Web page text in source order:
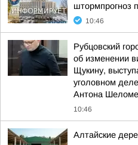
штормпрогноз
10:46
Рубцовский
об изменении
Щукину,
уголовном
Антона
10:46
Алтайские